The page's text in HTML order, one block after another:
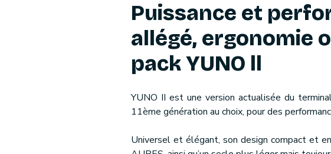
Puissance et
allégé, ergonomie
pack YUNO ll
YUNO II est une version actualisée du
11ème génération au choix, pour des
Universel et élégant, son design compact et